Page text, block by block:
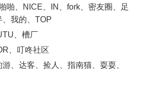
啪、NICE、IN、fork、密友圈、足
我的、TOP
、槽厂
、叮咚社区
、达客、捡人、指南猫、耍耍、